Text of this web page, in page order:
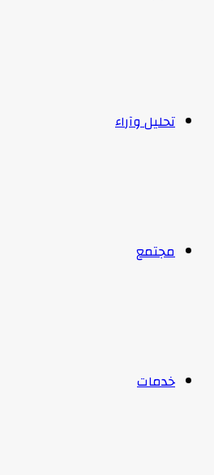
تحليل وآراء
مجتمع
خدمات